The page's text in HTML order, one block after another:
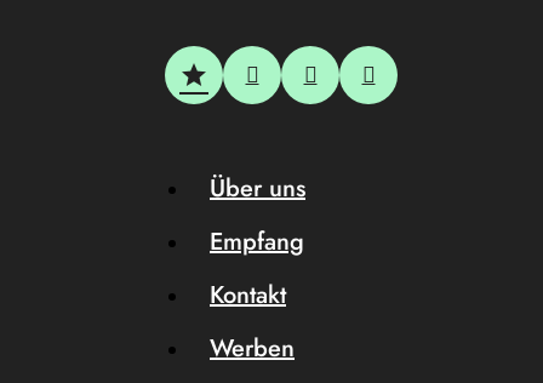
Über uns
Empfang
Kontakt
Werben